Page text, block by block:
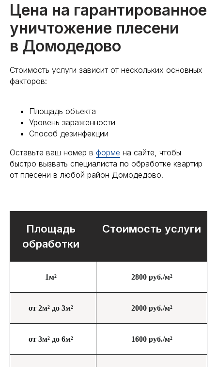
Цена на гарантированное
уничтожение плесени
в Домодедово
Стоимость услуги зависит от нескольких основных
факторов:
Площадь объекта
Уровень зараженности
Способ дезинфекции
Оставьте ваш номер в форме на сайте, чтобы
быстро вызвать специалиста по обработке квартир
от плесени в любой район Домодедово.
Площадь
обработки
Стоимость услуги
1м² 2800 руб./м²
от 2м² до 3м² 2000 руб./м²
от 3м² до 6м² 1600 руб./м²
Обработка от плесени
Я подтверждаю ознакомление и даю
данныхв порядке и на условиях, указанных